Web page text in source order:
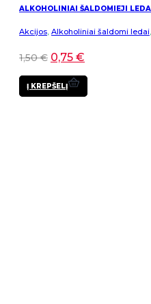
ALKOHOLINIAI ŠALDOMIEJI
Akcijos, Alkoholiniai šaldomi ledai,
1,50€ 0,75 €
Į KREPŠELĮ